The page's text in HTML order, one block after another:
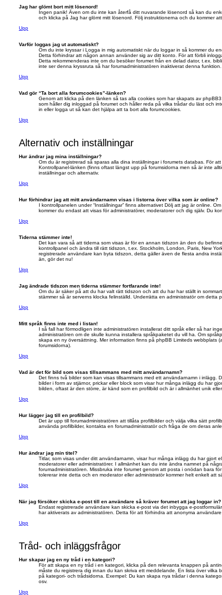
Jag har glömt bort mitt lösenord!
Ingen panik! Även om du inte kan återfå ditt nuvarande lösenord så kan du
och klicka på Jag har glömt mitt lösenord. Följ instruktionerna och du kommer
Upp
Varför loggas jag ut automatiskt?
Om du inte kryssar i Logga in mig automatiskt när du loggar in så kommer du
Detta förhindrar att någon annan använder sig av ditt konto. För att förbli
Detta rekommenderas inte om du besöker forumet från en delad dator, t.ex.
inte ser denna kryssruta så har forumadministratören inaktiverat denna funktion.
Upp
Vad gör “Ta bort alla forumcookies”-länken?
Genom att klicka på den länken så tas alla cookies som har skapats av
som håller dig inloggad på forumet och håller reda på vilka trådar du läst och
in eller logga ut så kan det hjälpa att ta bort alla forumcookies.
Upp
Alternativ och inställningar
Hur ändrar jag mina inställningar?
Om du är registrerad så sparas alla dina inställningar i forumets databas. För
Kontrollpanel-länken (finns oftast längst upp på forumsidorna men så är inte
inställningar och alternativ.
Upp
Hur förhindrar jag att mitt användarnamn visas i listorna över vilka som är online?
I kontrollpanelen under “Inställningar” finns alternativet Dölj att jag är online.
kommer du endast att visas för administratörer, moderatorer och dig själv. Du
Upp
Tiderna stämmer inte!
Det kan vara så att tiderna som visas är för en annan tidszon än den du
kontrollpanel och ändra till rätt tidszon, t.ex. Stockholm, London, Paris, New
registrerade användare kan byta tidszon, detta gäller även de flesta andra
än, gör det nu!
Upp
Jag ändrade tidszon men tiderna stämmer fortfarande inte!
Om du är säker på att du har valt rätt tidszon och att du har har ställt in
stämmer så är serverns klocka felinställd. Underrätta en administratör om detta
Upp
Mitt språk finns inte med i listan!
I så fall har förmodligen inte administratören installerat ditt språk eller så har
administratören om de skulle kunna installera språkpaketet du vill ha. Om
skapa en ny översättning. Mer information finns på phpBB Limiteds webbplats
forumsidorna).
Upp
Vad är det för bild som visas tillsammans med mitt användarnamn?
Det finns två bilder som kan visas tillsammans med ett användarnamn i inlägg.
bilder i form av stjärnor, prickar eller block som visar hur många inlägg du har
bilden, oftast är den större, är känd som en profilbild och är i allmänhet unik
Upp
Hur lägger jag till en profilbild?
Det är upp till forumadministratören att tillåta profilbilder och välja vilka sätt
använda profilbilder, kontakta en forumadministratör och fråga de om deras
Upp
Hur ändrar jag min titel?
Titlar, som visas under ditt användarnamn, visar hur många inlägg du har gjort
moderatorer eller administratörer. I allmänhet kan du inte ändra namnet på
forumadministratören. Missbruka inte forumet genom att posta i onödan bara
tolererar inte detta och en moderator eller administratör kommer helt enkelt att
Upp
När jag försöker skicka e-post till en användare så kräver forumet att jag loggar in?
Endast registrerade användare kan skicka e-post via det inbygga e-
har aktiverats av administratören. Detta för att förhindra att anonyma
Upp
Tråd- och inläggsfrågor
Hur skapar jag en ny tråd i en kategori?
För att skapa en ny tråd i en kategori, klicka på den relevanta knappen på
måste du registrera dig innan du kan skriva ett meddelande. En lista över vilka
på kategori- och trådsidorna. Exempel: Du kan skapa nya trådar i denna
osv.
Upp